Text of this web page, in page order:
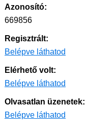
Azonosító:
669856
Regisztrált:
Belépve láthatod
Elérhető volt:
Belépve láthatod
Olvasatlan üzenetek:
Belépve láthatod